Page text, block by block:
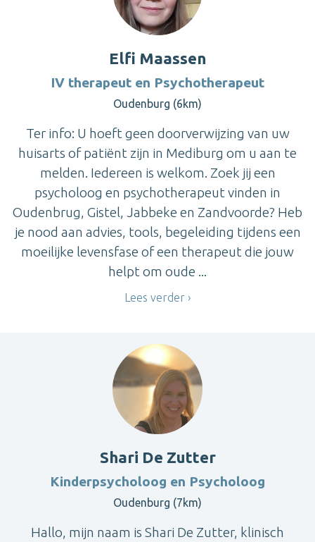
Elfi Maassen
IV therapeut en Psychotherapeut
Oudenburg (6km)
Ter info: U hoeft geen doorverwijzing van uw
huisarts of patiënt zijn in Mediburg om u aan te
melden. Iedereen is welkom. Zoek jij een
psycholoog en psychotherapeut vinden in
Oudenbrug, Gistel, Jabbeke en Zandvoorde? Heb
je nood aan advies, tools, begeleiding tijdens een
moeilijke levensfase of een therapeut die jouw
helpt om oude ...
Lees verder
Shari De Zutter
Kinderpsycholoog en Psycholoog
Oudenburg (7km)
Hallo, mijn naam is Shari De Zutter, klinisch